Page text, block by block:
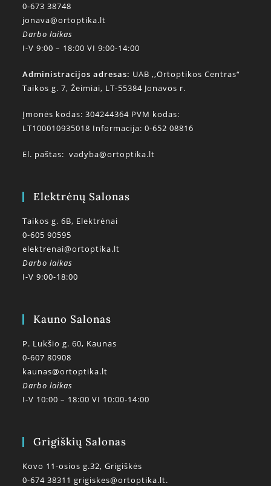
0-673 38748
jonava@ortoptika.lt
Darbo laikas
I-V 9:00 – 18:00 VI 9:00-14:00
Administracijos adresas: UAB ,,Ortoptikos Centras“
Taikos g. 7, Žeimiai, LT-55384 Jonavos r.
Įmonės kodas: 304244364 PVM kodas:
LT100010935018 Informacija: 0-652 08816
El. paštas:vadyba@ortoptika.lt
Elektrėnų Salonas
Taikos g. 6B, Elektrėnai
0-605 90595
elektrenai@ortoptika.lt
Darbo laikas
I-V 9:00-18:00
Kauno Salonas
P. Lukšio g. 60, Kaunas
0-607 80908
kaunas@ortoptika.lt
Darbo laikas
I-V 10:00 – 18:00 VI 10:00-14:00
Grigiškių Salonas
Kovo 11-osios g.32, Grigiškės
0-674 38311grigiskes@ortoptika.lt.